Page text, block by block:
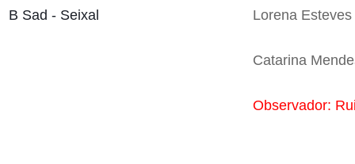
B Sad - Seixal Lorena
Catarina
Observador: